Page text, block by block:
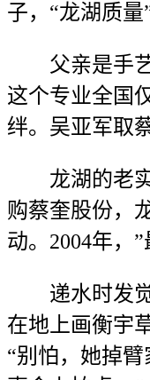
子，“龙湖质量
父亲是手艺
这个专业全国
绊。吴亚军取
龙湖的老实
购蔡奎股份，
动。2004年，”
递水时发觉
在地上画衡宇
“别怕，她掉